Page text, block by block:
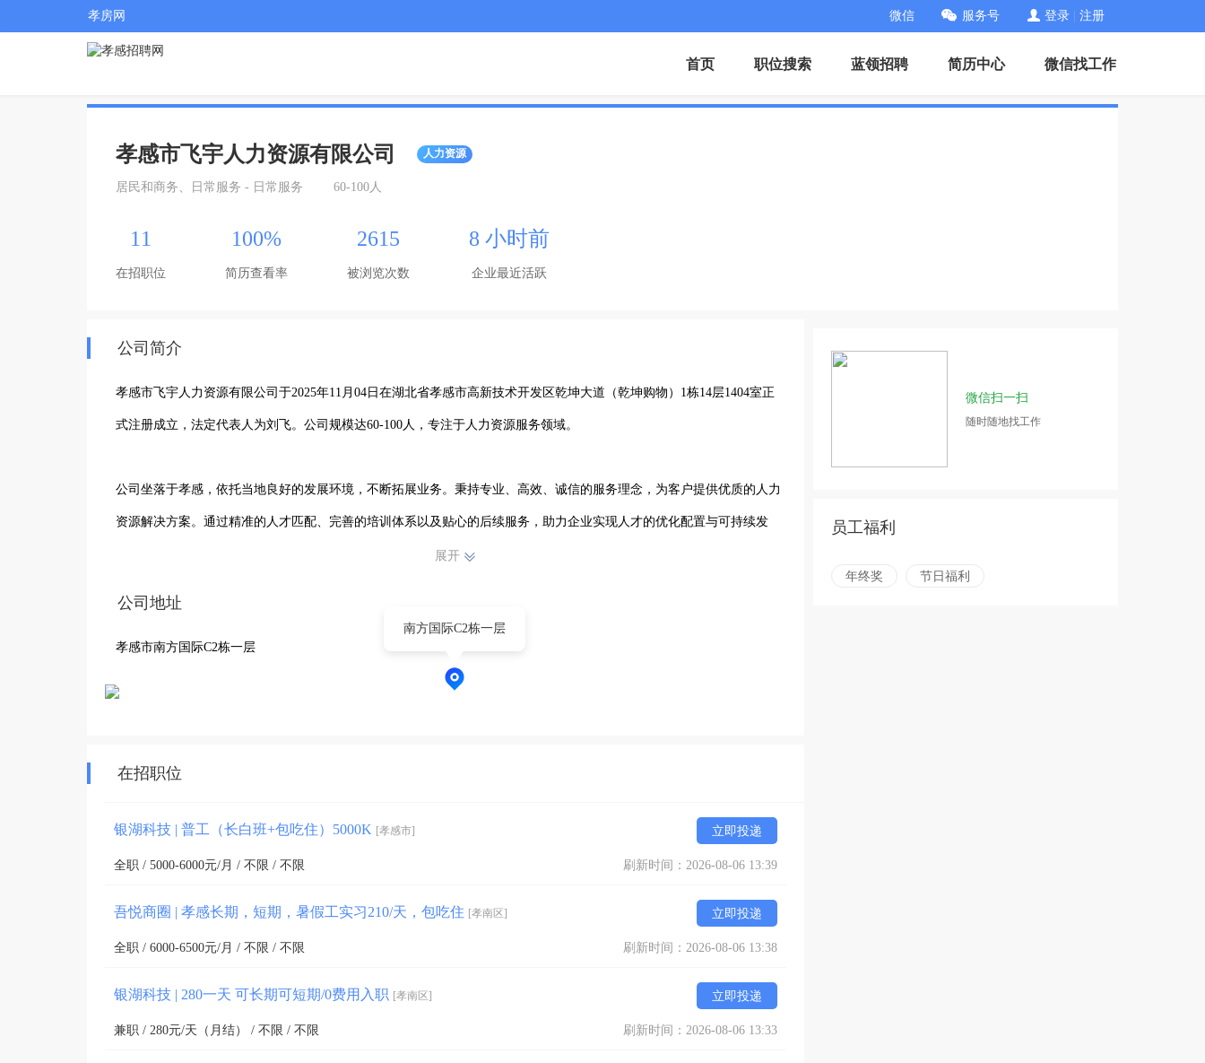
孝房网 微信 服务号 登录 注册
首页 职位搜索 蓝领招聘 简历中心 微信找工作
孝感市飞宇人力资源有限公司 人力资源
居民和商务、日常服务 - 日常服务 60-100人
11
在招职位
100%
简历查看率
2615
被浏览次数
8 小时前
企业最近活跃
公司简介
孝感市飞宇人力资源有限公司于2025年11月04日在湖北省孝感市高新技术开发区乾坤大道（乾坤购物）1栋14层1404室正
式注册成立，法定代表人为刘飞。公司规模达60-100人，专注于人力资源服务领域。
公司坐落于孝感，依托当地良好的发展环境，不断拓展业务。秉持专业、高效、诚信的服务理念，为客户提供优质的人力
资源解决方案。通过精准的人才匹配、完善的培训体系以及贴心的后续服务，助力企业实现人才的优化配置与可持续发
我们拥有一支经验丰富、专业素质过硬的团队，他们深耕人力资源行业，熟悉各类人才需求与市场动态。在一般项目的人
力资源服务中，涵盖人才招聘、培训与开发、绩效管理等多个环节，致力于为企业输送合适人才，提升人才竞争力，同时
为求职者搭建广阔职业发展平台。孝感市飞宇人力资源有限公司正以稳健的步伐，在人力资源服务领域不断前行，为孝感
展开
公司地址
孝感市南方国际C2栋一层
南方国际C2栋一层
在招职位
银湖科技 | 普工（长白班+包吃住）5000K [孝感市] 立即投递
全职 / 5000-6000元/月 / 不限 / 不限 刷新时间：2026-08-06 13:39
吾悦商圈 | 孝感长期，短期，暑假工实习210/天，包吃住 [孝南区] 立即投递
全职 / 6000-6500元/月 / 不限 / 不限 刷新时间：2026-08-06 13:38
银湖科技 | 280一天 可长期可短期/0费用入职 [孝南区] 立即投递
兼职 / 280元/天（月结） / 不限 / 不限 刷新时间：2026-08-06 13:33
微信扫一扫
随时随地找工作
员工福利
年终奖 节日福利